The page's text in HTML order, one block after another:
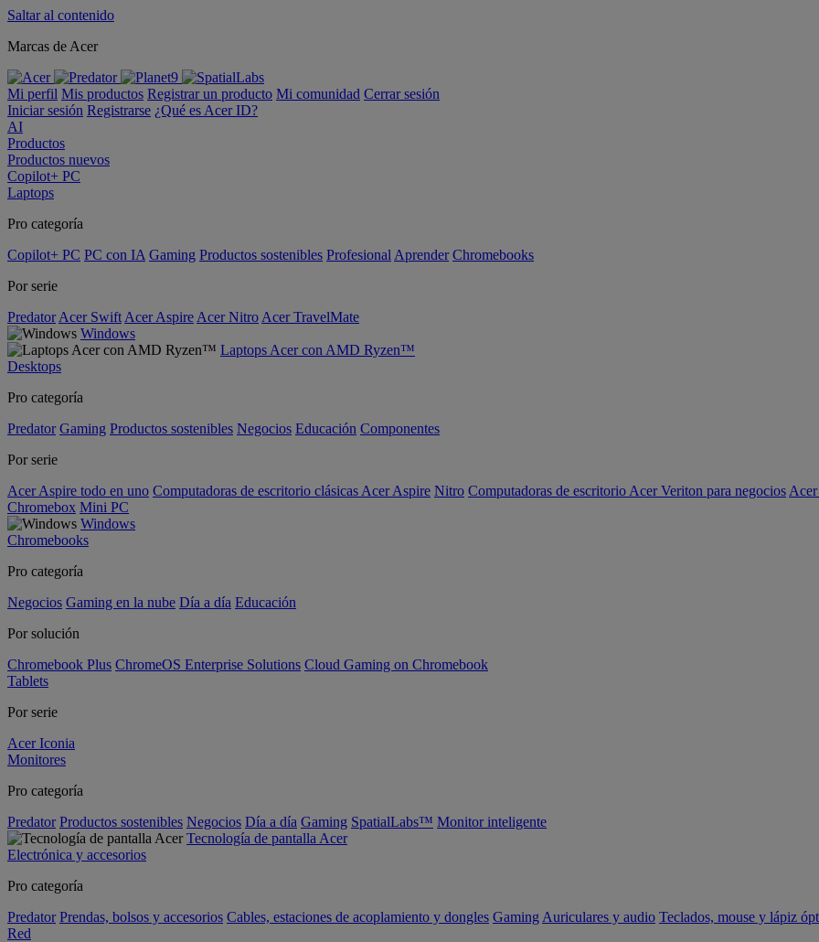
Saltar al contenido
Marcas de Acer
Mi perfil Mis productos Registrar un producto Mi comunidad Cerrar sesión
Iniciar sesión Registrarse ¿Qué es Acer ID?
AI
Productos
Productos nuevos
Copilot+ PC
Laptops
Pro categoría
Copilot+ PC PC con IA Gaming Productos sostenibles Profesional Aprender Chromebooks
Por serie
Predator Acer Swift Acer Aspire Acer Nitro Acer TravelMate
Windows
Laptops Acer con AMD Ryzen™
Desktops
Pro categoría
Predator Gaming Productos sostenibles Negocios Educación Componentes
Por serie
Acer Aspire todo en uno Computadoras de escritorio clásicas Acer Aspire Nitro Computadoras de escritorio Acer Veriton para negocios
Chromebox Mini PC
Windows
Chromebooks
Pro categoría
Negocios Gaming en la nube Día a día Educación
Por solución
Chromebook Plus ChromeOS Enterprise Solutions Cloud Gaming on Chromebook
Tablets
Por serie
Acer Iconia
Monitores
Pro categoría
Predator Productos sostenibles Negocios Día a día Gaming SpatialLabs™ Monitor inteligente
Tecnología de pantalla Acer
Electrónica y accesorios
Pro categoría
Predator Prendas, bolsos y accesorios Cables, estaciones de acoplamiento y dongles Gaming Auriculares y audio Teclados, mouse y lápiz
Red